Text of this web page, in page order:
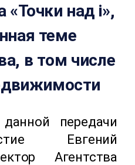
над і»,
теме
в том числе
передачи
Евгений
Агентства